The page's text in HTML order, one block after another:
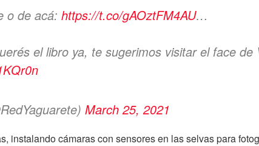
o de acá: https://t.co/gAOztFM4AU…
el libro ya, te sugerimos visitar el face de
March 25, 2021
instalando cámaras con sensores en las selvas para